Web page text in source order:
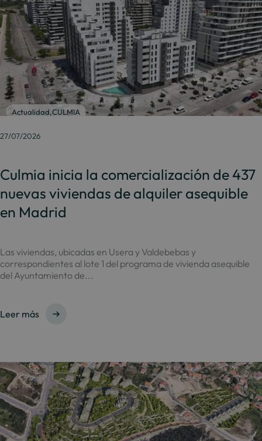
Actualidad,CULMIA
27/07/2026
Culmia inicia la comercialización de 437
nuevas viviendas de alquiler asequible
en Madrid
Las viviendas, ubicadas en Usera y Valdebebas y
correspondientes al lote 1 del programa de vivienda asequible
del Ayuntamiento de...
Leer más